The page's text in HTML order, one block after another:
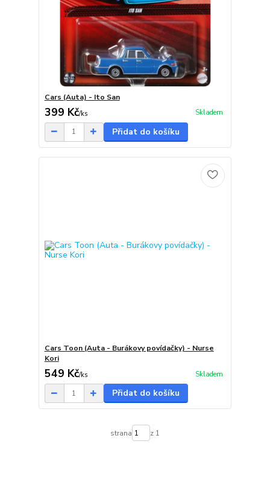
Cars (Auta) - Ito San
399 Kč/ks Skladem
Přidat do košíku
Cars Toon (Auta - Burákovy povídačky) - Nurse
Kori
549 Kč/ks Skladem
Přidat do košíku
strana z 1